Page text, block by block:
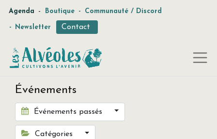
Agenda - Boutique - Communauté / Discord
- Newsletter Contact
Événements
Événements passés
Catégories